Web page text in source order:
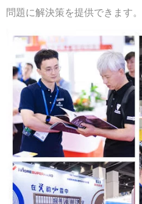
問題に解決策を提供できます。